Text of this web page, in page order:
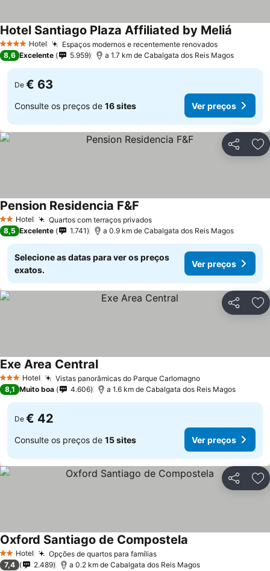
4 EstrelasHotel Espaços modernos e recentemente renovados
Hotel Santiago Plaza Affiliated by Meliá
8,6 Excelente 5.959 a 1.7 km de Cabalgata dos Reis Magos
De € 63
Consulte os preços de 16 sites Ver preços
Partilhar
2 Estrelas
Hotel Quartos com terraços privados
Pension Residencia F&F
8,5 Excelente 1.741 a 0.9 km de Cabalgata dos Reis Magos
Selecione as datas para ver os preços
exatos.
Ver preços
Partilhar
3 EstrelasHotel Vistas panorâmicas do Parque Carlomagno
Exe Area Central
8,1 Muito boa 4.606 a 1.6 km de Cabalgata dos Reis Magos
De € 42
Consulte os preços de 15 sites Ver preços
Partilhar
2 Estrelas
Hotel Opções de quartos para famílias
Oxford Santiago de Compostela
7,4 2.489 a 0.2 km de Cabalgata dos Reis Magos